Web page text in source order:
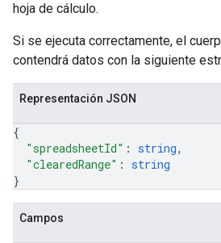
hoja de cálculo.
Si se ejecuta correctamente, el
contendrá datos con la siguiente
Representación JSON
{
"spreadsheetId" : string,
"clearedRange" : string
}
Campos